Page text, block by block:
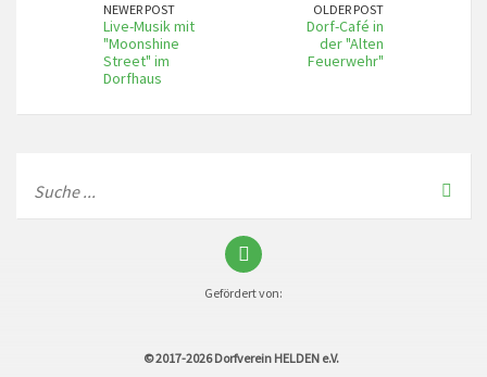
NEWER POST
Live-Musik mit
"Moonshine
Street" im
Dorfhaus
OLDER POST
Dorf-Café in
der "Alten
Feuerwehr"
Gefördert von:
© 2017-2026Dorfverein HELDEN e.V.